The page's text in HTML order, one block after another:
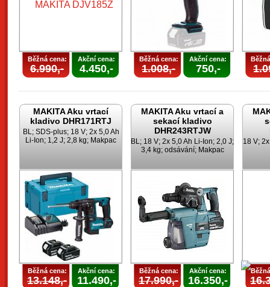
Běžná cena:
6.990,-
Akční cena:
4.450,-
Běžná cena:
1.008,-
Akční cena:
750,-
MAKITA Aku vrtací
kladivo DHR171RTJ
BL; SDS-plus; 18 V; 2x 5,0 Ah
Li-Ion; 1,2 J; 2,8 kg; Makpac
Běžná cena:
13.148,-
Akční cena:
11.490,-
MAKITA Aku vrtací a
sekací kladivo
DHR243RTJW
BL; 18 V; 2x 5,0 Ah Li-Ion; 2,0 J;
3,4 kg; odsávání; Makpac
Běžná cena:
17.990,-
Akční cena:
16.350,-
18 V;